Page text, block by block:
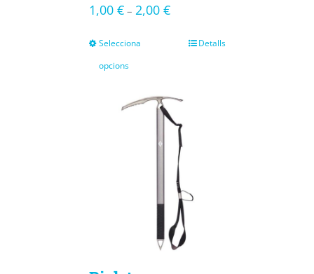
1,00 €– 2,00 €
Selecciona
opcions
Detalls